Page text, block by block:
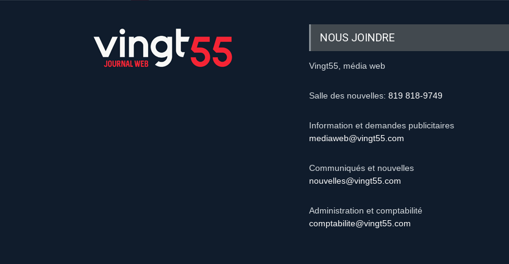
NOUS JOINDRE
Vingt55, média web
Salle des nouvelles: 819 818-9749
Information et demandes publicitaires
mediaweb@vingt55.com
Communiqués et nouvelles
nouvelles@vingt55.com
Administration et comptabilité
comptabilite@vingt55.com